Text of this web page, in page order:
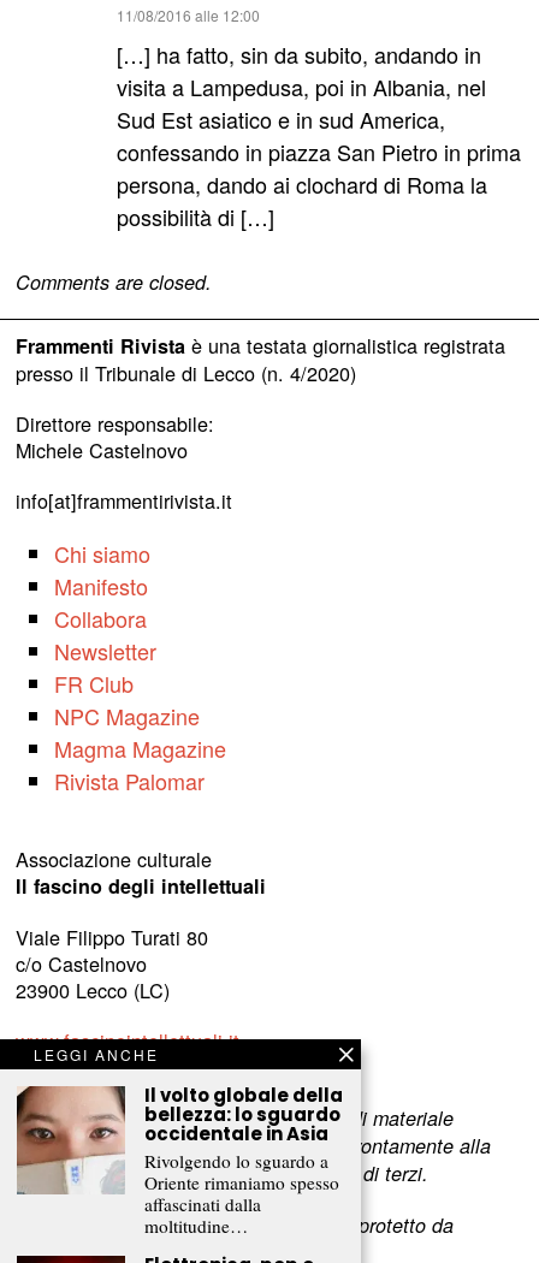
11/08/2016 alle 12:00
[…] ha fatto, sin da subito, andando in
visita a Lampedusa, poi in Albania, nel
Sud Est asiatico e in sud America,
confessando in piazza San Pietro in prima
persona, dando ai clochard di Roma la
possibilità di […]
Comments are closed.
Frammenti Rivistaè una testata giornalistica registrata
presso il Tribunale di Lecco (n. 4/2020)
Direttore responsabile:
Michele Castelnovo
info[at]frammentirivista.it
Chi siamo
Manifesto
Collabora
Newsletter
FR Club
NPC Magazine
Magma Magazine
Rivista Palomar
Associazione culturale
Il fascino degli intellettuali
Viale Filippo Turati 80
c/o Castelnovo
23900 Lecco (LC)
www.fascinointellettuali.it
info[at]fascinointellettuali.it
Per segnalare eventuali errori nell’uso di materiale
riservato,scriveteci e provvederemo prontamente alla
rimozione del materiale lesivo dei diritti di terzi.
L’intero contenuto di questo sito web è protetto da
copyright.
LEGGI ANCHE
Il volto globale della
bellezza: lo sguardo
occidentale in Asia
Rivolgendo lo sguardo a
Oriente rimaniamo spesso
affascinati dalla
moltitudine…